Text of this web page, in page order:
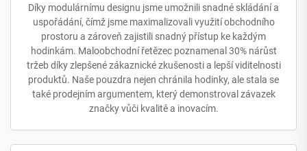
Díky modulárnímu designu jsme umožnili snadné skládání a
uspořádání, čímž jsme maximalizovali využití obchodního
prostoru a zároveň zajistili snadný přístup ke každým
hodinkám. Maloobchodní řetězec poznamenal 30% nárůst
tržeb díky zlepšené zákaznické zkušenosti a lepší viditelnosti
produktů. Naše pouzdra nejen chránila hodinky, ale stala se
také prodejním argumentem, který demonstroval závazek
značky vůči kvalitě a inovacím.